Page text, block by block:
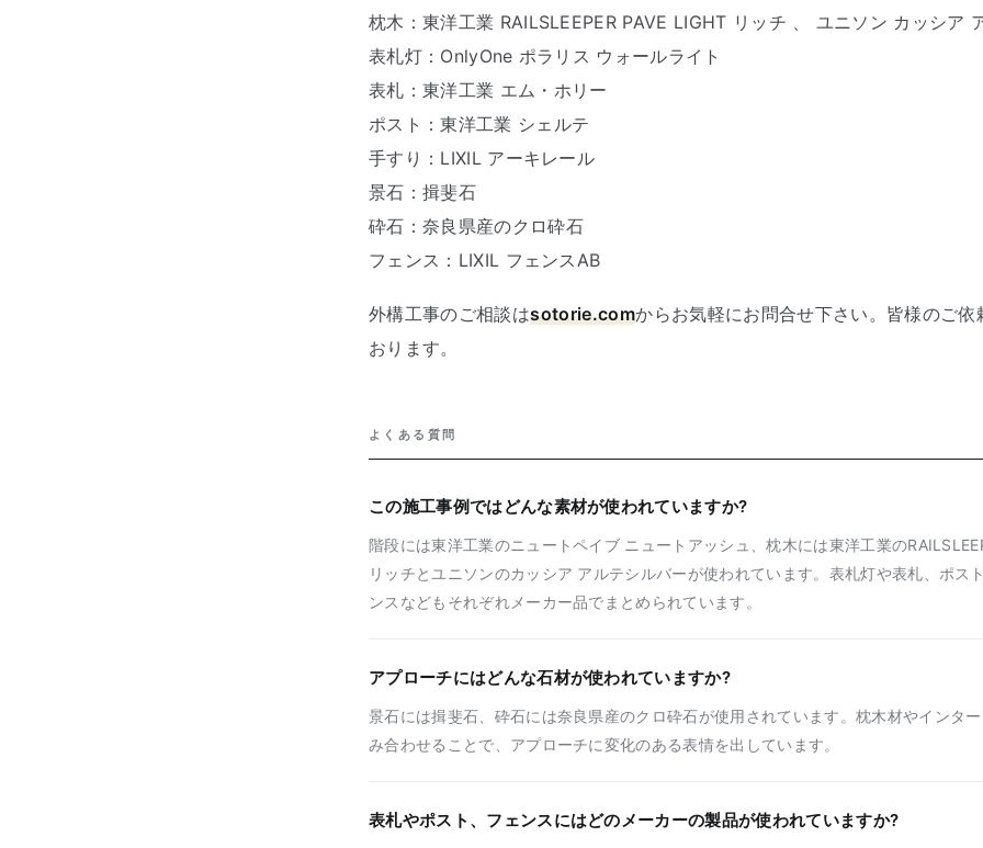
枕木：東洋工業 RAILSLEEPER PAVE LIGHT リッチ 、 ユニソン カッシア
表札灯：OnlyOne ポラリス ウォールライト
表札：東洋工業 エム・ホリー
ポスト：東洋工業 シェルテ
手すり：LIXIL アーキレール
景石：揖斐石
砕石：奈良県産のクロ砕石
フェンス：LIXIL フェンスAB
外構工事のご相談はsotorie.comからお気軽にお問合せ下さい。皆様のご依
おります。
よくある質問
この施工事例ではどんな素材が使われていますか?
階段には東洋工業のニュートペイブ ニュートアッシュ、枕木には東洋工業の
リッチとユニソンのカッシア アルテシルバーが使われています。表札灯や表札、ポス
ンスなどもそれぞれメーカー品でまとめられています。
アプローチにはどんな石材が使われていますか?
景石には揖斐石、砕石には奈良県産のクロ砕石が使用されています。枕木材やインタ
み合わせることで、アプローチに変化のある表情を出しています。
表札やポスト、フェンスにはどのメーカーの製品が使われていますか?